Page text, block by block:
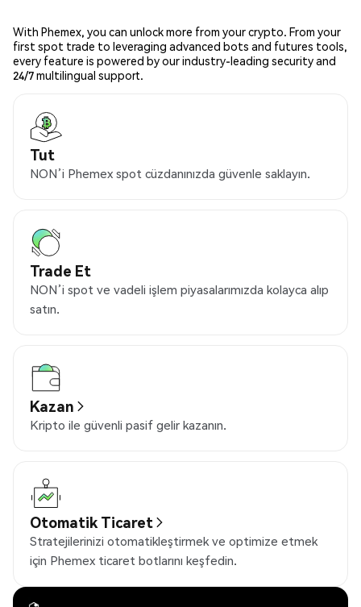
With Phemex, you can unlock more from your crypto. From your
first spot trade to leveraging advanced bots and futures tools,
every feature is powered by our industry-leading security and
24/7 multilingual support.
Tut
NON’i Phemex spot cüzdanınızda güvenle saklayın.
Trade Et
NON’i spot ve vadeli işlem piyasalarımızda kolayca alıp
satın.
Kazan
Kripto ile güvenli pasif gelir kazanın.
Otomatik Ticaret
Stratejilerinizi otomatikleştirmek ve optimize etmek
için Phemex ticaret botlarını keşfedin.